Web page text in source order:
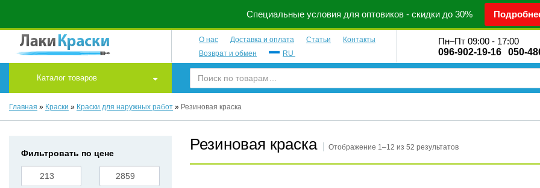
Специальные условия для оптовиков - скидки до 30%
О нас Доставка и оплата Статьи
Контакты
Возврат и обмен
RU
Пн–Пт 09:00 - 17:00
096-902-19-16
050-
Каталог товаров
Главная » Краски » Краски для наружных работ » Резиновая краска
Фильтровать по цене Резиновая краска Отображение 1–12 из 52 результатов